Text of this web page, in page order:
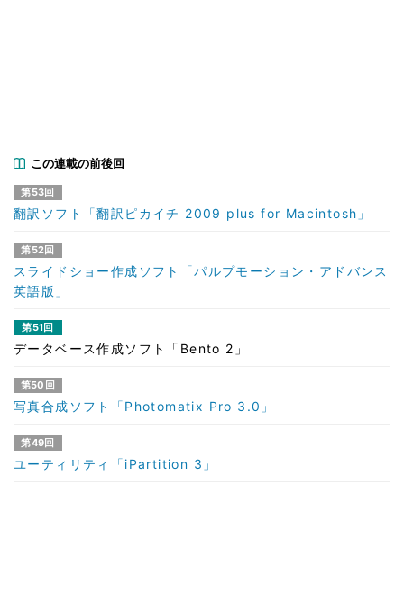
この連載の前後回
第53回
翻訳ソフト「翻訳ピカイチ 2009 plus for Macintosh」
第52回
スライドショー作成ソフト「パルプモーション・アドバンス
英語版」
第51回
データベース作成ソフト「Bento 2」
第50回
写真合成ソフト「Photomatix Pro 3.0」
第49回
ユーティリティ「iPartition 3」